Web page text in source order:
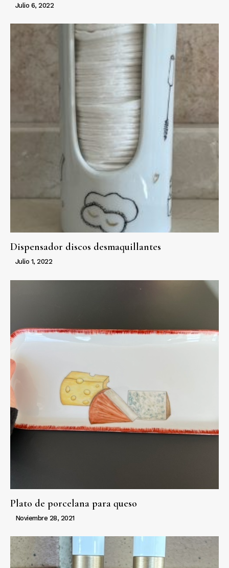
Julio 6, 2022
Dispensador discos desmaquillantes
Julio 1, 2022
Plato de porcelana para queso
Noviembre 28, 2021